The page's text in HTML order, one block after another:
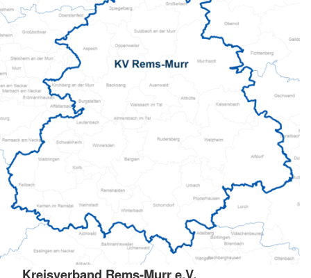
Kreisverband Rems-Murr e.V.